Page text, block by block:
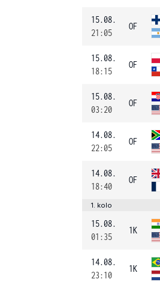
15.08.
21:05
OF
15.08.
18:15
OF
15.08.
03:20
OF
14.08.
22:05
OF
14.08.
18:40
OF
1. kolo
15.08.
01:35
1K
14.08.
23:10
1K